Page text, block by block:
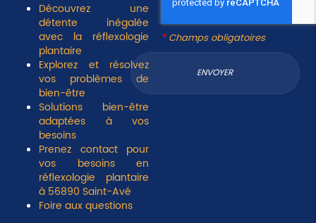
Découvrez une
détente inégalée
avec la réflexologie
plantaire
Explorez et résolvez
vos problèmes de
bien-être
Solutions bien-être
adaptées à vos
besoins
Prenez contact pour
vos besoins en
réflexologie plantaire
à 56890 Saint-Avé
Foire aux questions
*Champs obligatoires